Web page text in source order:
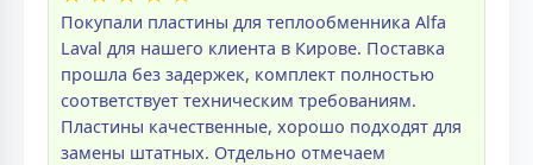
Покупали пластины для теплообменника Alfa
Laval для нашего клиента в Кирове. Поставка
прошла без задержек, комплект полностью
соответствует техническим требованиям.
Пластины качественные, хорошо подходят для
замены штатных. Отдельно отмечаем